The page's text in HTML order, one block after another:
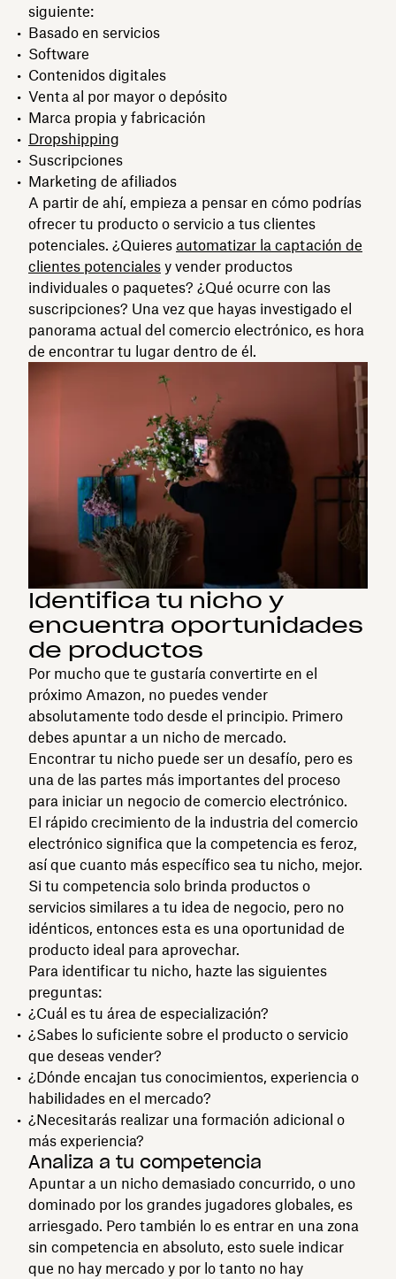
siguiente:
Basado en servicios
Software
Contenidos digitales
Venta al por mayor o depósito
Marca propia y fabricación
Dropshipping
Suscripciones
Marketing de afiliados
A partir de ahí, empieza a pensar en cómo podrías
ofrecer tu producto o servicio a tus clientes
potenciales. ¿Quieres automatizar la captación de
clientes potenciales y vender productos
individuales o paquetes? ¿Qué ocurre con las
suscripciones? Una vez que hayas investigado el
panorama actual del comercio electrónico, es hora
de encontrar tu lugar dentro de él.
Identifica tu nicho y
encuentra oportunidades
de productos
Por mucho que te gustaría convertirte en el
próximo Amazon, no puedes vender
absolutamente todo desde el principio. Primero
debes apuntar a un nicho de mercado.
Encontrar tu nicho puede ser un desafío, pero es
una de las partes más importantes del proceso
para iniciar un negocio de comercio electrónico.
El rápido crecimiento de la industria del comercio
electrónico significa que la competencia es feroz,
así que cuanto más específico sea tu nicho, mejor.
Si tu competencia solo brinda productos o
servicios similares a tu idea de negocio, pero no
idénticos, entonces esta es una oportunidad de
producto ideal para aprovechar.
Para identificar tu nicho, hazte las siguientes
preguntas:
¿Cuál es tu área de especialización?
¿Sabes lo suficiente sobre el producto o servicio
que deseas vender?
¿Dónde encajan tus conocimientos, experiencia o
habilidades en el mercado?
¿Necesitarás realizar una formación adicional o
más experiencia?
Analiza a tu competencia
Apuntar a un nicho demasiado concurrido, o uno
dominado por los grandes jugadores globales, es
arriesgado. Pero también lo es entrar en una zona
sin competencia en absoluto, esto suele indicar
que no hay mercado y por lo tanto no hay